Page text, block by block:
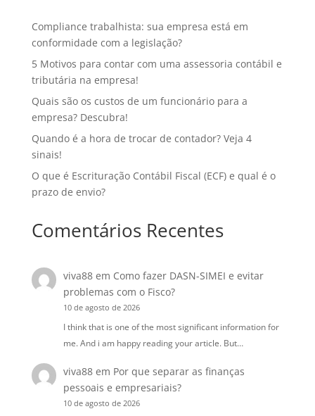
Compliance trabalhista: sua empresa está em
conformidade com a legislação?
5 Motivos para contar com uma assessoria contábil e
tributária na empresa!
Quais são os custos de um funcionário para a
empresa? Descubra!
Quando é a hora de trocar de contador? Veja 4
sinais!
O que é Escrituração Contábil Fiscal (ECF) e qual é o
prazo de envio?
Comentários Recentes
viva88 em Como fazer DASN-SIMEI e evitar
problemas com o Fisco?
10 de agosto de 2026
I think that is one of the most significant information for
me. And i am happy reading your article. But…
viva88 em Por que separar as finanças
pessoais e empresariais?
10 de agosto de 2026